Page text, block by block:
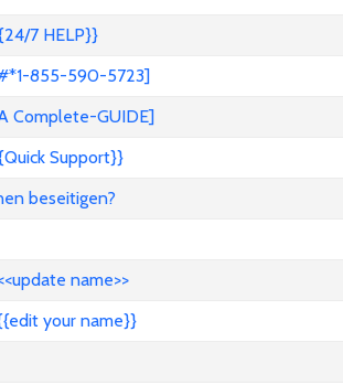
7 HELP}}
855-590-5723]
Complete-GUIDE]
Support}}
beseitigen?
name>>
your name}}